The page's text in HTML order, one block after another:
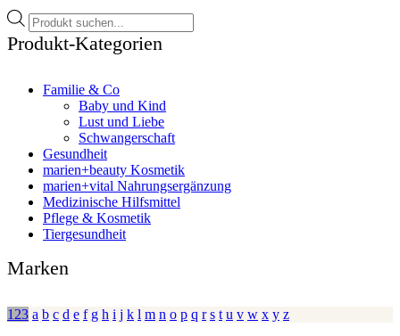
Products
search
Produkt-Kategorien
Familie & Co
Baby und Kind
Lust und Liebe
Schwangerschaft
Gesundheit
marien+beauty Kosmetik
marien+vital Nahrungsergänzung
Medizinische Hilfsmittel
Pflege & Kosmetik
Tiergesundheit
Marken
123 a b c d e f g h i j k l m n o p q r s t u v w x y z